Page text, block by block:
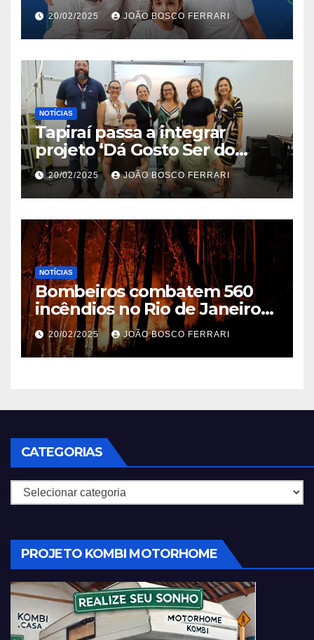
Jardim São Carlos
20/02/2025 JOÃO BOSCO FERRARI
NOTÍCIAS
Tapiraí passa a integrar
projeto ‘Dá Gosto Ser do
Ribeira’ | ASN São Paulo
20/02/2025 JOÃO BOSCO FERRARI
NOTÍCIAS
Bombeiros combatem 560
incêndios no Rio de Janeiro
em 2025
20/02/2025 JOÃO BOSCO FERRARI
CATEGORIAS
Categorias
PROJETO KOMBI MOTORHOME